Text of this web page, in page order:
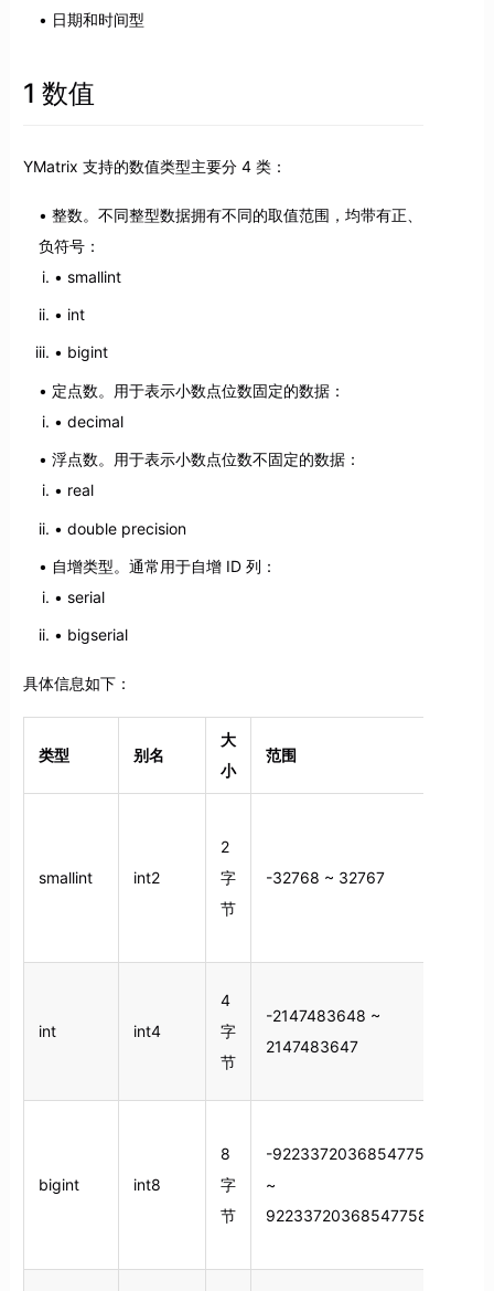
日期和时间型
1 数值
YMatrix 支持的数值类型主要分 4 类：
整数。不同整型数据拥有不同的取值范围，均带有正、
负符号：
smallint
int
bigint
定点数。用于表示小数点位数固定的数据：
decimal
浮点数。用于表示小数点位数不固定的数据：
real
double precision
自增类型。通常用于自增 ID 列：
serial
bigserial
具体信息如下：
类型 别名
大
小
范围
smallint int2
2
字
节
-32768 ~ 32767
int int4
4
字
节
-2147483648 ~
2147483647
bigint int8
8
字
节
-9223372036854775808
~
9223372036854775807